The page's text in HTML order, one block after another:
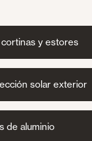
y estores
solar exterior
de aluminio